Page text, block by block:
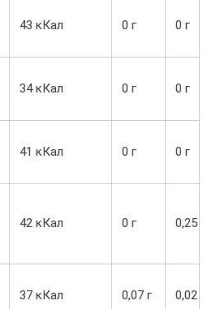
43 кКал 0 г 0 г
34 кКал 0 г 0 г
41 кКал 0 г 0 г
42 кКал 0 г 0,25 г
37 кКал 0,07 г 0,02 г